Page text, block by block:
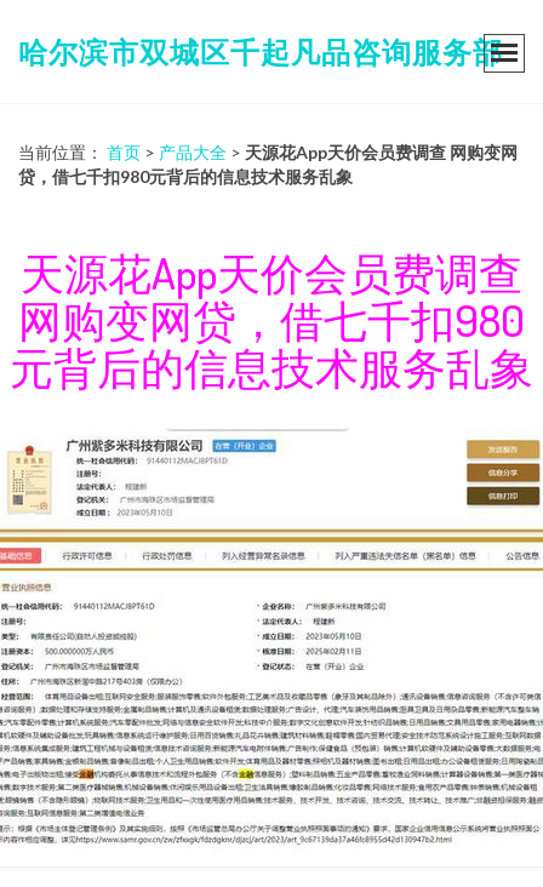
哈尔滨市双城区千起凡品咨询服务部
当前位置： 首页 > 产品大全 > 天源花App天价会员费调查 网购变网
贷，借七千扣980元背后的信息技术服务乱象
天源花App天价会员费调查
网购变网贷，借七千扣980
元背后的信息技术服务乱象